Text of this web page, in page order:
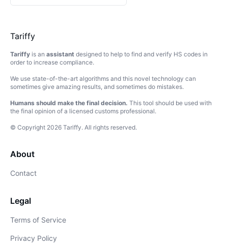
Tariffy
Tariffy is an assistant designed to help to find and verify HS codes in
order to increase compliance.
We use state-of-the-art algorithms and this novel technology can
sometimes give amazing results, and sometimes do mistakes.
Humans should make the final decision. This tool should be used with
the final opinion of a licensed customs professional.
© Copyright 2026 Tariffy. All rights reserved.
About
Contact
Legal
Terms of Service
Privacy Policy